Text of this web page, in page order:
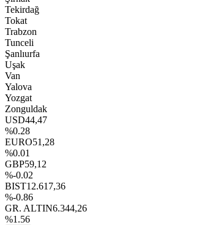
Tekirdağ
Tokat
Trabzon
Tunceli
Şanlıurfa
Uşak
Van
Yalova
Yozgat
Zonguldak
USD44,47
%0.28
EURO51,28
%0.01
GBP59,12
%-0.02
BIST12.617,36
%-0.86
GR. ALTIN6.344,26
%1.56